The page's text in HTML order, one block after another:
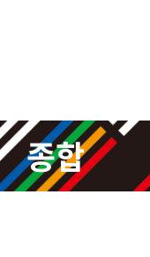
종합